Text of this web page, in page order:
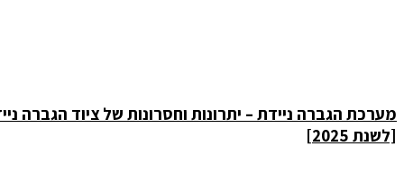
מערכת הגברה ניידת – יתרונות וחסרונות של ציוד הגברה נייד
[לשנת 2025]